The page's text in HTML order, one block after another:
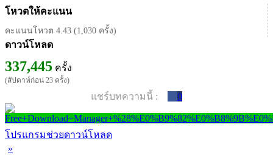
โหวตให้คะแนน
คะแนนโหวต 4.43 (1,030 ครั้ง)
ดาวน์โหลด
337,445 ครั้ง
(สัปดาห์ก่อน 23 ครั้ง)
แชร์บทความนี้ : 0
โปรแกรมช่วยดาวน์โหลด
»